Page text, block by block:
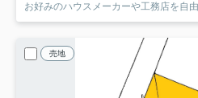
お好みのハウスメーカーや工務店を自
売地